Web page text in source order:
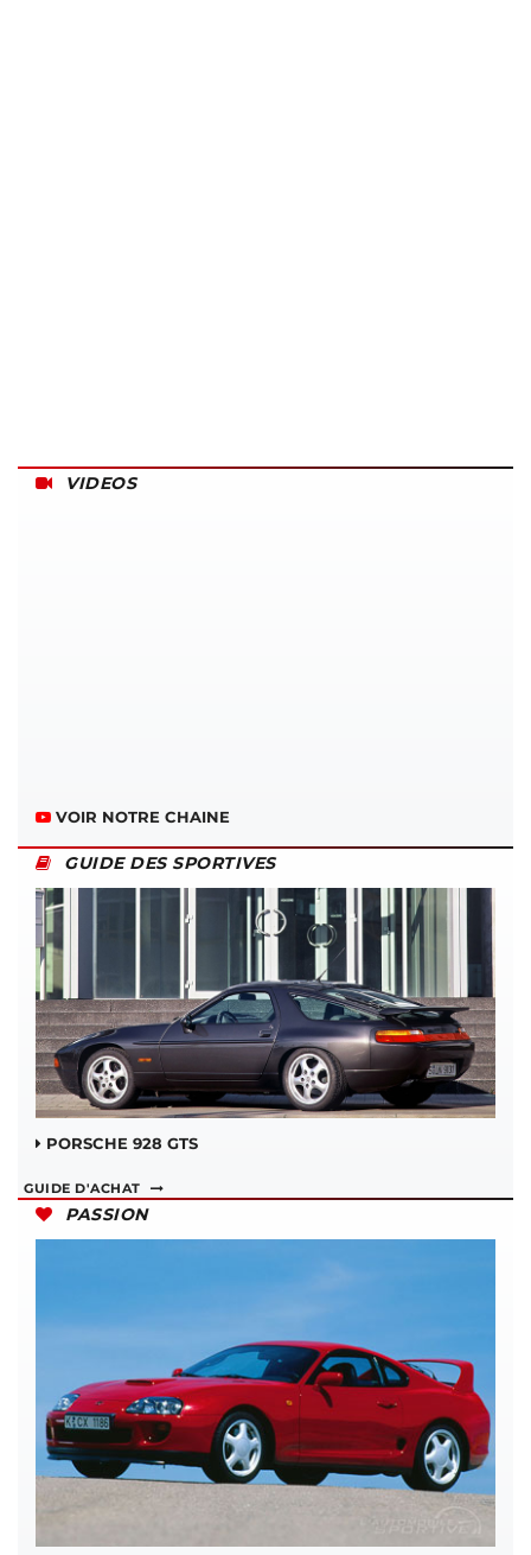
VIDEOS
VOIR NOTRE CHAINE
GUIDE DES SPORTIVES
PORSCHE 928 GTS
GUIDE D'ACHAT
PASSION